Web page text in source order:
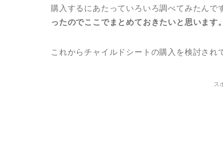
購入するにあたっていろいろ調べてみたんで
ったのでここでまとめておきたいと思います
これからチャイルドシートの購入を検討され
ス